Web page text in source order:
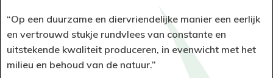
“Op een duurzame en diervriendelijke manier een eerlijk
en vertrouwd stukje rundvlees van constante en
uitstekende kwaliteit produceren, in evenwicht met het
milieu en behoud van de natuur.”